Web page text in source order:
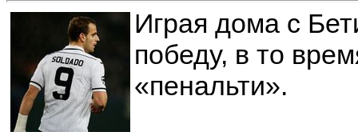
Играя дома с
победу, в то
«пенальти».